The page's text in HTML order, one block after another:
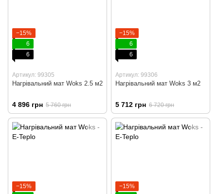
−15%
6
6
Артикул: 99305
Нагрівальний мат Woks 2.5 м2
4 896 грн 5 760 грн
−15%
6
6
Артикул: 99306
Нагрівальний мат Woks 3 м2
5 712 грн 6 720 грн
−15%
−15%